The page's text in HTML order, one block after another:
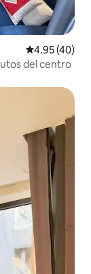
Calificación
4.95 (40)
del centro